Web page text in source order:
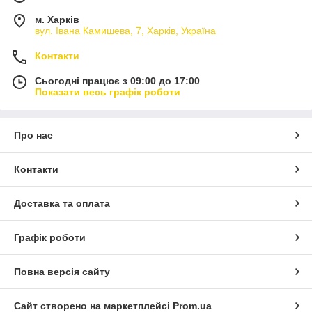
м. Харків
вул. Івана Камишева, 7, Харків, Україна
Контакти
Сьогодні працює з 09:00 до 17:00
Показати весь графік роботи
Про нас
Контакти
Доставка та оплата
Графік роботи
Повна версія сайту
Сайт створено на маркетплейсі Prom.ua